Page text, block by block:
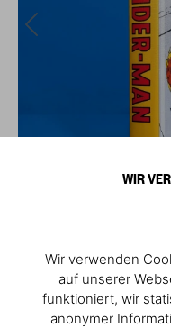
WIR
Wir verwenden
auf unserer
funktioniert, wir
anonymer